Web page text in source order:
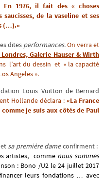
1976, il fait des « choses
de la vaseline et ses
(…).»
dites performances.On verra et
Galerie Hauser & Wirth
l’art du dessin et « la capacité
Angeles ».
Louis Vuitton de Bernard
Hollande déclara : «La France
je suis aux côtés de Paul
sa première dameconfirment :
artistes, comme nous sommes
: Bono /U2 le 24 juillet 2017
leurs fondations … avec